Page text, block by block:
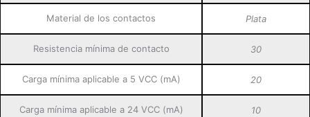
Material de los contactos Plata
Resistencia mínima de contacto 30
Carga mínima aplicable a 5 VCC (mA) 20
Carga mínima aplicable a 24 VCC (mA) 10